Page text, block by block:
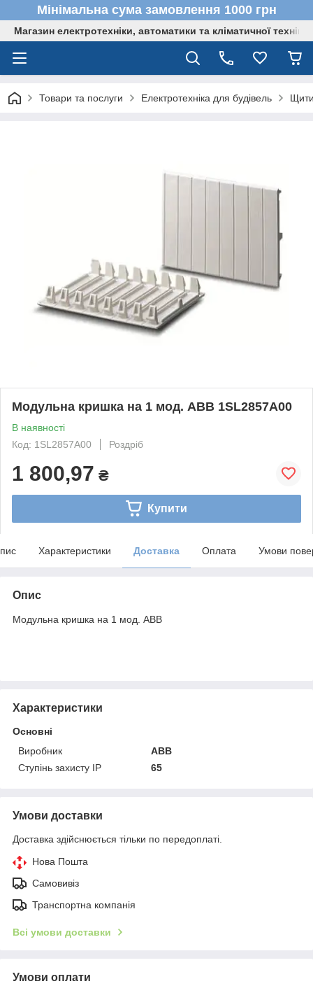
Мінімальна сума замовлення 1000 грн
Магазин електротехніки, автоматики та кліматичної техніки
Товари та послуги Електротехніка для будівель
Модульна кришка на 1 мод. ABB 1SL2857A00
В наявності
Код: 1SL2857A00
Роздріб
1 800,97 ₴
Купити
Характеристики Доставка Оплата Умови
Опис
Модульна кришка на 1 мод. ABB
Характеристики
Основні
Виробник
ABB
Ступінь захисту IP
65
Умови доставки
Доставка здійснюється тільки по передоплаті.
Нова Пошта
Самовивіз
Транспортна компанія
Всі умови доставки
Умови оплати